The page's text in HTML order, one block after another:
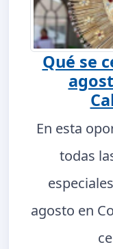
Qué se
En esta
todas
agosto en